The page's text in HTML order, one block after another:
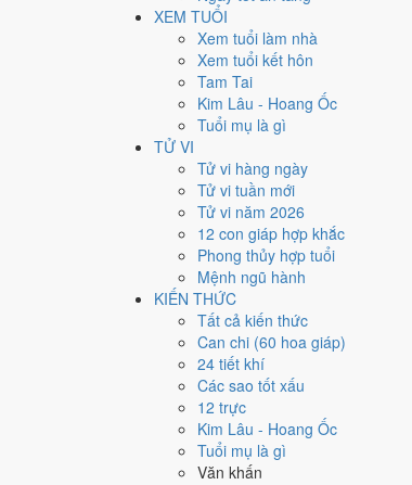
XEM TUỔI
Xem tuổi làm nhà
Xem tuổi kết hôn
Tam Tai
Kim Lâu - Hoang Ốc
Tuổi mụ là gì
TỬ VI
Tử vi hàng ngày
Tử vi tuần mới
Tử vi năm 2026
12 con giáp hợp khắc
Phong thủy hợp tuổi
Mệnh ngũ hành
KIẾN THỨC
Tất cả kiến thức
Can chi (60 hoa giáp)
24 tiết khí
Các sao tốt xấu
12 trực
Kim Lâu - Hoang Ốc
Tuổi mụ là gì
Văn khấn
Năm 2013 là năm
Năm 2013 là nămQuý Tỵ , Nạp Âm
cặp can chi này nằm ở bàican chi Quý Tỵ
Quý Tỵ (Thủy × Hỏa)
Trường Lưu Thủy
Bát Bạch Cấn Thổ